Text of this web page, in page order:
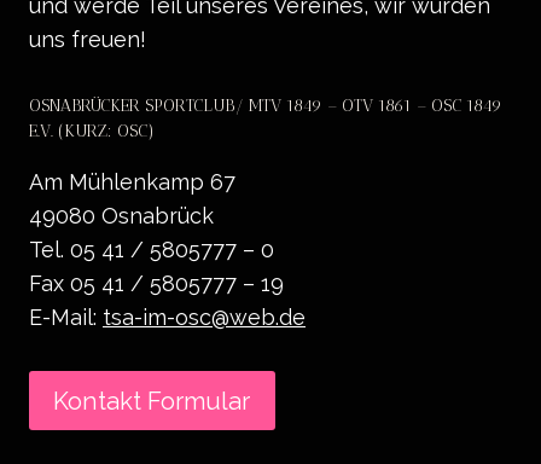
und werde Teil unseres Vereines, wir würden
uns freuen!
OSNABRÜCKER SPORTCLUB/ MTV 1849 – OTV 1861 – OSC 1849
E.V. (KURZ: OSC)
Am Mühlenkamp 67
49080 Osnabrück
Tel. 05 41 / 5805777 – 0
Fax 05 41 / 5805777 – 19
E-Mail: tsa-im-osc@web.de
Kontakt Formular